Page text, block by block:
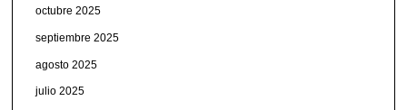
octubre 2025
septiembre 2025
agosto 2025
julio 2025